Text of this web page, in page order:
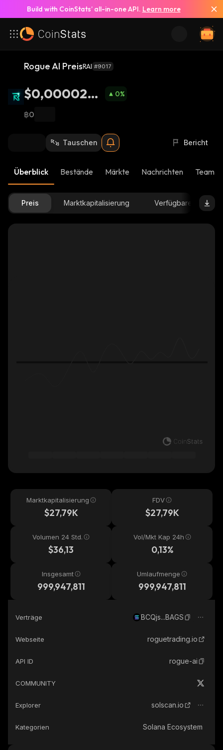
Build with CoinStats’ all-in-one API. Learn more
Rogue AI PreisRAI #9017
$0,0000277
9
0%
฿0
Tauschen Bericht
Überblick Bestände Märkte Nachrichten Team-
Preis Marktkapitalisierung Verfügbare Menge
Marktkapitalisierung
$27,79K
FDV
$27,79K
Volumen 24 Std.
$36,13
Vol/Mkt Kap 24h
0,13%
Insgesamt
999,947,811
Umlaufmenge
999,947,811
Verträge BCQjs...BAGS
Webseite roguetrading.io
API ID rogue-ai
COMMUNITY
Explorer solscan.io
Kategorien Solana Ecosystem